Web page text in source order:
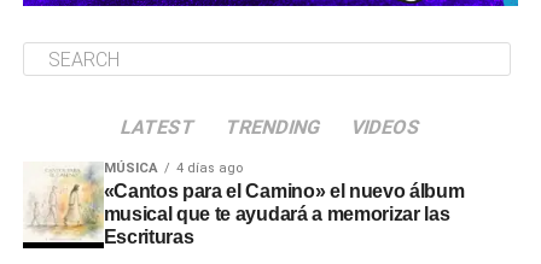
LATEST TRENDING VIDEOS
MÚSICA 4 días ago
«Cantos para el Camino» el nuevo álbum
musical que te ayudará a memorizar las
Escrituras